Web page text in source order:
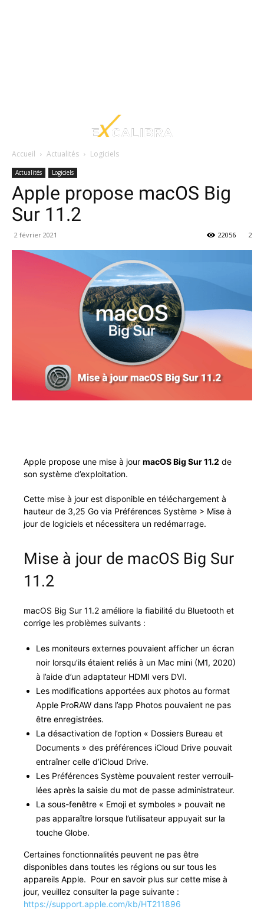
Accueil Actualités Logiciels
Actualités Logiciels
Apple propose macOS Big
Sur 11.2
2 février 2021 2
22056
Apple pro­pose une mise à jour macOS Big Sur 11.2 de
son sys­tème d’exploitation.
Cette mise à jour est disponible en télécharge­ment à
hau­teur de 3,25 Go via Préférences Sys­tème > Mise à
jour de logi­ciels et néces­sit­era un redémarrage.
Mise à jour de macOS Big Sur
11.2
macOS Big Sur 11.2 améliore la fia­bil­ité du Blue­tooth et
cor­rige les prob­lèmes suivants :
Les moni­teurs externes pou­vaient affich­er un écran
noir lorsqu’ils étaient reliés à un Mac mini (M1, 2020)
à l’aide d’un adap­ta­teur HDMI vers DVI.
Les mod­i­fi­ca­tions apportées aux pho­tos au for­mat
Apple Pro­RAW dans l’app Pho­tos pou­vaient ne pas
être enregistrées.
La dés­ac­ti­va­tion de l’option « Dossiers Bureau et
Doc­u­ments » des préférences iCloud Dri­ve pou­vait
entraîn­er celle d’iCloud Drive.
Les Préférences Sys­tème pou­vaient rester ver­rouil­
lées après la saisie du mot de passe administrateur.
La sous-fenêtre « Emo­ji et sym­bol­es » pou­vait ne
pas appa­raître lorsque l’utilisateur appuyait sur la
touche Globe.
Cer­taines fonc­tion­nal­ités peu­vent ne pas être
disponibles dans toutes les régions ou sur tous les
appareils Apple. Pour en savoir plus sur cette mise à
jour, veuillez con­sul­ter la page suiv­ante :
https://support.apple.com/kb/HT211896